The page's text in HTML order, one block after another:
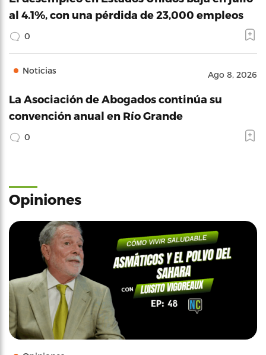
al 4.1%, con una pérdida de 23,000 empleos
0
Noticias Ago 8, 2026
La Asociación de Abogados continúa su
convención anual en Río Grande
0
Opiniones